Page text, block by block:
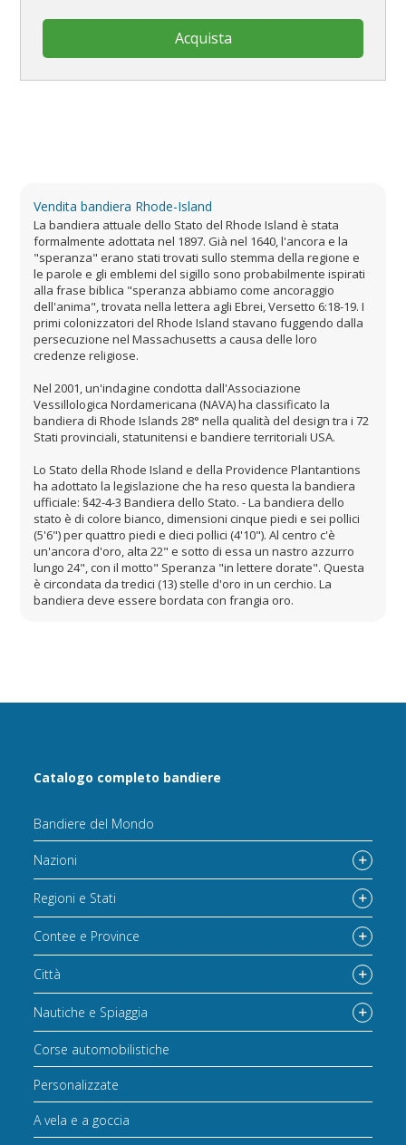
Acquista
Vendita bandiera Rhode-Island
La bandiera attuale dello Stato del Rhode Island è stata
formalmente adottata nel 1897. Già nel 1640, l'ancora e la
"speranza" erano stati trovati sullo stemma della regione e
le parole e gli emblemi del sigillo sono probabilmente ispirati
alla frase biblica "speranza abbiamo come ancoraggio
dell'anima", trovata nella lettera agli Ebrei, Versetto 6:18-19. I
primi colonizzatori del Rhode Island stavano fuggendo dalla
persecuzione nel Massachusetts a causa delle loro
credenze religiose.
Nel 2001, un'indagine condotta dall'Associazione
Vessillologica Nordamericana (NAVA) ha classificato la
bandiera di Rhode Islands 28° nella qualità del design tra i 72
Stati provinciali, statunitensi e bandiere territoriali USA.
Lo Stato della Rhode Island e della Providence Plantantions
ha adottato la legislazione che ha reso questa la bandiera
ufficiale: §42-4-3 Bandiera dello Stato. - La bandiera dello
stato è di colore bianco, dimensioni cinque piedi e sei pollici
(5'6") per quattro piedi e dieci pollici (4'10"). Al centro c'è
un'ancora d'oro, alta 22" e sotto di essa un nastro azzurro
lungo 24", con il motto" Speranza "in lettere dorate". Questa
è circondata da tredici (13) stelle d'oro in un cerchio. La
bandiera deve essere bordata con frangia oro.
Catalogo completo bandiere
Bandiere del Mondo
Nazioni
Regioni e Stati
Contee e Province
Città
Nautiche e Spiaggia
Corse automobilistiche
Personalizzate
A vela e a goccia